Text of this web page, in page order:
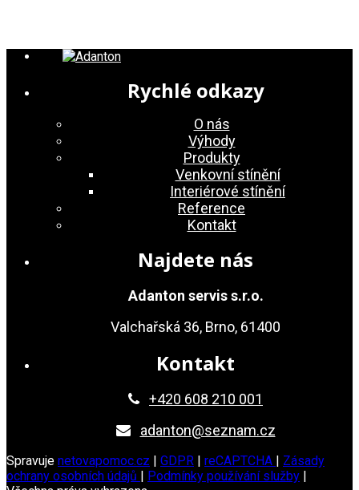
Rychlé odkazy
O nás
Výhody
Produkty
Venkovní stínění
Interiérové stínění
Reference
Kontakt
Najdete nás
Adanton servis s.r.o.
Valchařská 36, Brno, 61400
Kontakt
+420 608 210 001
adanton@seznam.cz
Spravuje netovapomoc.cz | GDPR | reCAPTCHA | Zásady
ochrany osobních údajů | Podmínky používání služby |